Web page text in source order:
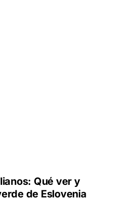
Qué ver y
de Eslovenia